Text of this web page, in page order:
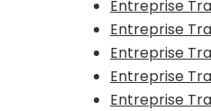
Entreprise
Entreprise
Entreprise
Entreprise
Entreprise